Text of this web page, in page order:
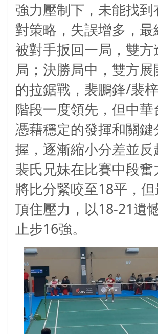
強力壓制下，未能找到
對策略，失誤增多，最
被對手扳回一局，雙方
局；決勝局中，雙方展
的拉鋸戰，裴鵬鋒/裴
階段一度領先，但中華
憑藉穩定的發揮和關鍵
握，逐漸縮小分差並反
裴氏兄妹在比賽中段奮
將比分緊咬至18平，
頂住壓力，以18-21 遺
止步16強。